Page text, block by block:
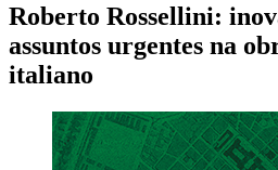
Roberto Rossellini:
assuntos urgentes na
italiano